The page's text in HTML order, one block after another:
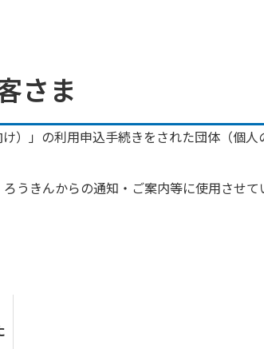
さま
）」の利用申込手続きをされた団体（個
うきんからの通知・ご案内等に使用させて